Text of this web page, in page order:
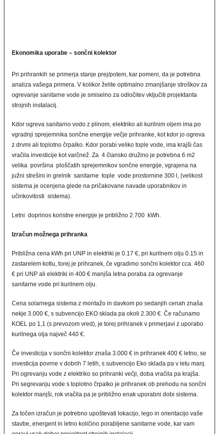
Ekonomika uporabe – sončni kolektor
Pri prihrankih se primerja stanje prej/potem, kar pomeni, da je potrebna
analiza vašega primera. V kolikor želite optimalno zmanjšanje stroškov za
ogrevanje sanitarne vode je smiselno za odločitev vključiti projektanta
strojnih instalacij.
Kdor ogreva sanitarno vodo z plinom, elektriko ali kurilnim oljem ima po
vgradnji sprejemnika sončne energije večje prihranke, kot kdor jo ogreva
z drvmi ali toplotno črpalko. Kdor porabi veliko tople vode, ima krajši čas
vračila investicije kot varčnež. Za 4 člansko družino je potrebna 6 m2
velika površina ploščatih sprejemnikov sončne energije, vgrajena na
južni strešini in grelnik sanitarne tople vode prostornine 300 l, (velikost
sistema je ocenjena glede na pričakovane navade uporabnikov in
učinkovitosti sistema).
Letni doprinos koristne energije je približno 2.700 kWh.
Izračun možnega prihranka
Približna cena kWh pri UNP in elektriki je 0.17 €, pri kurilnem olju 0.15 in
zastarelem kotlu, torej je prihranek, če vgradimo sončni kolektor cca. 460
€ pri UNP ali elektriki in 400 € manjša letna poraba za ogrevanje
sanitarne vode pri kurilnem olju.
Cena solarnega sistema z montažo in davkom po sedanjih cenah znaša
nekje 3.000 €, s subvencijo EKO sklada pa okoli 2.300 €. Če računamo
KOEL po 1,1 (s prevozom vred), je torej prihranek v primerjavi z uporabo
kurilnega olja največ 440 €.
Če investicija v sončni kolektor znaša 3.000 € in prihranek 400 € letno, se
investicija povrne v dobrih 7 letih, s subvencijo Eko sklada pa v letu manj.
Pri ogrevanju vode z elektriko so prihranki večji, doba vračila pa krajša.
Pri segrevanju vode s toplotno črpalko je prihranek ob prehodu na sončni
kolektor manjši, rok vračila pa je približno enak uporabni dobi sistema.
Za točen izračun je potrebno upoštevati lokacijo, lego in orientacijo vaše
stavbe, energent in letno količino porabljene sanitarne vode, kar vam